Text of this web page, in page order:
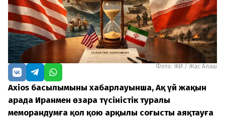
Фото: ЖИ / Жас Алаш
Axios басылымының хабарлауынша, Ақ үй жақын
арада Иранмен өзара түсіністік туралы
меморандумға қол қою арқылы соғысты аяқтауға